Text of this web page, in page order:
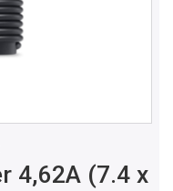
4,62A (7.4 x